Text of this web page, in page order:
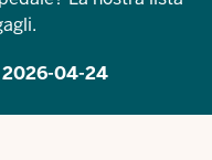
2026-04-24